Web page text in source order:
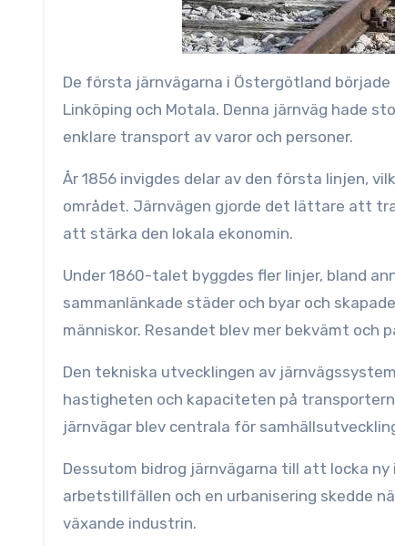
De första järnvägarna i Östergötland
Linköping och Motala. Denna järnväg hade
enklare transport av varor och personer.
År 1856 invigdes delar av den första linjen,
området. Järnvägen gjorde det lättare att
att stärka den lokala ekonomin.
Under 1860-talet byggdes fler linjer, bland
sammanlänkade städer och byar och
människor. Resandet blev mer bekvämt
Den tekniska utvecklingen av
hastigheten och kapaciteten på
järnvägar blev centrala för
Dessutom bidrog järnvägarna till att locka
arbetstillfällen och en urbanisering skedde
växande industrin.